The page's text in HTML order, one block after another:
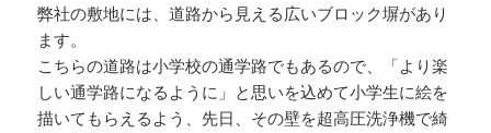
弊社の敷地には、道路から見える広いブロック塀があり
ます。
こちらの道路は小学校の通学路でもあるので、「より楽
しい通学路になるように」と思いを込めて小学生に絵を
描いてもらえるよう、先日、その壁を超高圧洗浄機で綺